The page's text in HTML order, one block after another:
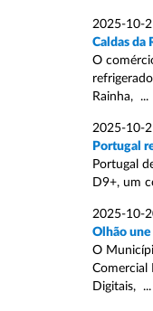
2025-10-
Caldas da
O
Rainha, ...
2025-10-
Portugal
Portugal
D9+, um
2025-10-
Olhão
O
Comercial
Digitais, ...